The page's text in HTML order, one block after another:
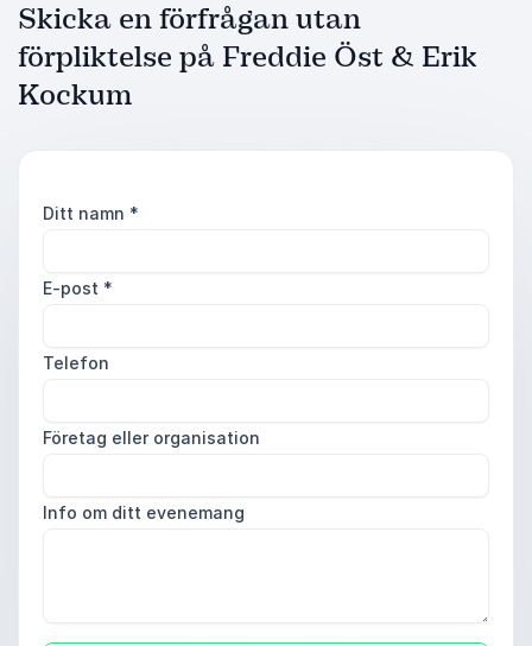
Skicka en förfrågan utan
förpliktelse på Freddie Öst & Erik
Kockum
Ditt namn *
E-post *
Telefon
Företag eller organisation
Info om ditt evenemang